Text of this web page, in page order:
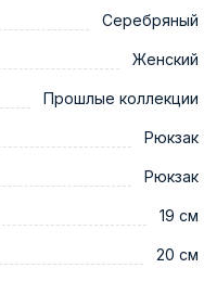
Серебряный
Женский
Прошлые коллекции
Рюкзак
Рюкзак
19 см
20 см